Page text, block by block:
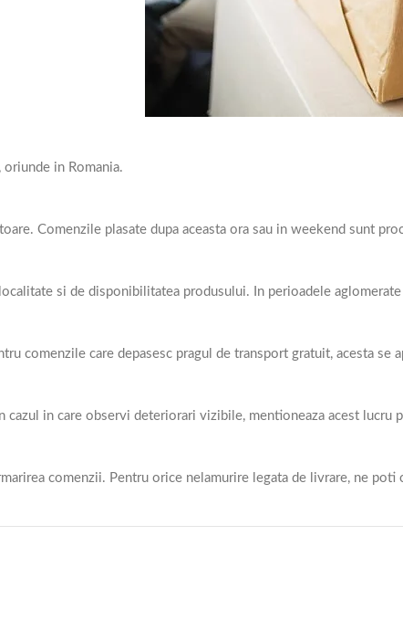
in Romania.
Comenzile plasate dupa aceasta ora sau in weekend sunt
si de disponibilitatea produsului. In perioadele
comenzile care depasesc pragul de transport gratuit, acesta se
in care observi deteriorari vizibile, mentioneaza acest lucru
comenzii. Pentru orice nelamurire legata de livrare, ne